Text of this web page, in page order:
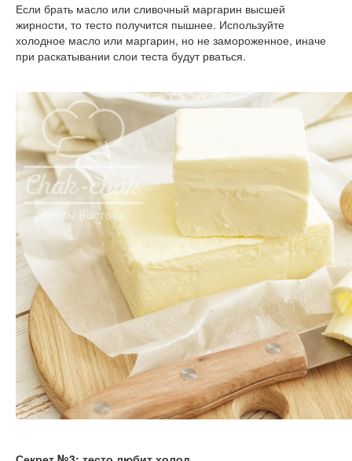
Если брать масло или сливочный маргарин высшей
жирности, то тесто получится пышнее. Используйте
холодное масло или маргарин, но не замороженное, иначе
при раскатывании слои теста будут рваться.